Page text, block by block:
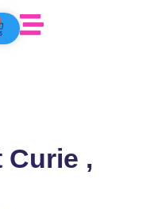
Curie ,